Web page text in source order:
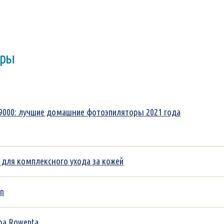
лучшие домашние фотоэпиляторы 2021 года
комплексного ухода за кожей